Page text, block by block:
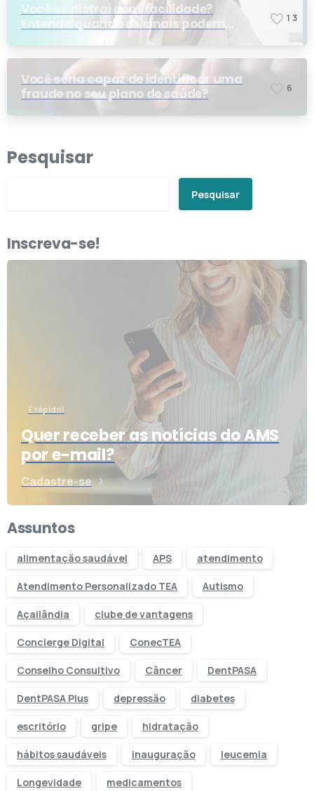
Você se distrai com facilidade?
Entenda quando os sinais podem
1 3
Você seria capaz de identificar uma
fraude no seu plano de saúde?
6
Pesquisar
Pesquisar
Inscreva-se!
É rápido!
Quer receber as notícias do AMS
por e-mail?
Cadastre-se
Assuntos
alimentação saudável APS atendimento
Atendimento Personalizado TEA Autismo
Açailândia clube de vantagens
Concierge Digital ConecTEA
Conselho Consultivo Câncer DentPASA
DentPASA Plus depressão diabetes
escritório gripe hidratação
hábitos saudáveis inauguração leucemia
Longevidade medicamentos